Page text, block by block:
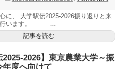
に、 大学駅伝2025-2026振り返りと来
行います。 ...
記事を読む
2025-2026】東京農業大学～振
年度へ向けて